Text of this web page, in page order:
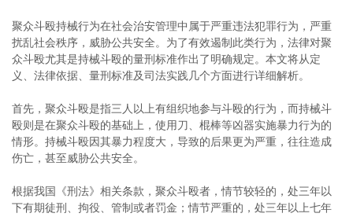
聚众斗殴持械行为在社会治安管理中属于严重违法犯罪行为，严重
扰乱社会秩序，威胁公共安全。为了有效遏制此类行为，法律对聚
众斗殴尤其是持械斗殴的量刑标准作出了明确规定。本文将从定
义、法律依据、量刑标准及司法实践几个方面进行详细解析。
首先，聚众斗殴是指三人以上有组织地参与斗殴的行为，而持械斗
殴则是在聚众斗殴的基础上，使用刀、棍棒等凶器实施暴力行为的
情形。持械斗殴因其暴力程度大，导致的后果更为严重，往往造成
伤亡，甚至威胁公共安全。
根据我国《刑法》相关条款，聚众斗殴者，情节较轻的，处三年以
下有期徒刑、拘役、管制或者罚金；情节严重的，处三年以上七年